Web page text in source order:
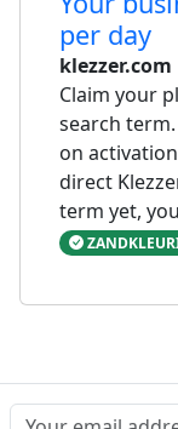
per day
klezzer.com
Claim your
search
on
direct
term yet,